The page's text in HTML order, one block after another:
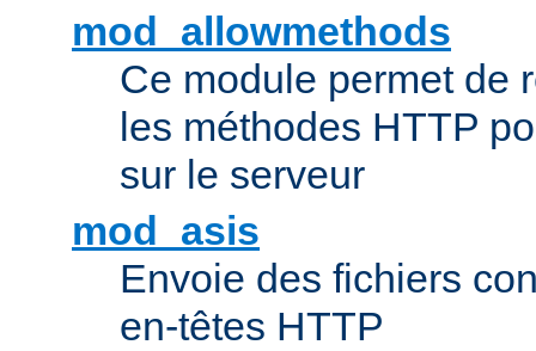
mod_allowmethods
Ce module permet de
les méthodes HTTP
sur le serveur
mod_asis
Envoie des fichiers
en-têtes HTTP